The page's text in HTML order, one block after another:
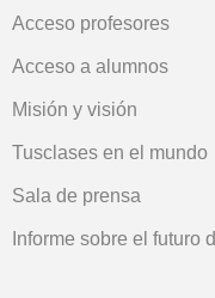
Acceso profesores
Acceso a alumnos
Misión y visión
Tusclases en el mundo
Sala de prensa
Informe sobre el futuro